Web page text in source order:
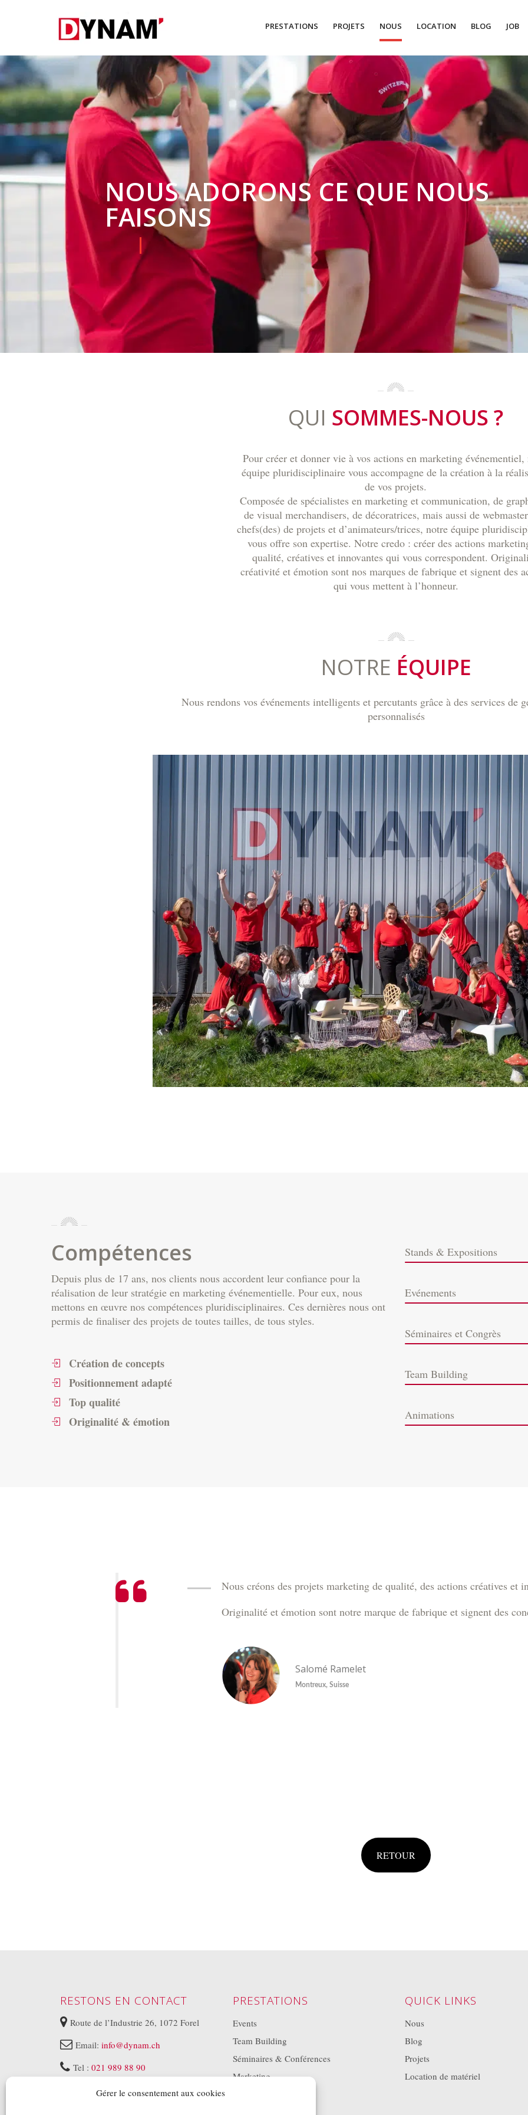
PRESTATIONS PROJETS NOUS LOCATION BLOG JOB
Gérer le consentement aux cookies
NOUS ADORONS CE QUE NOUS
FAISONS
QUI SOMMES-NOUS ?
Pour créer et donner vie à vos actions en marketing événementiel,
équipe pluridisciplinaire vous accompagne de la création à la
de vos projets.
Composée de spécialistes en marketing et communication, de
de visual merchandisers, de décoratrices, mais aussi de
chefs(des) de projets et d’animateurs/trices, notre équipe
vous offre son expertise. Notre credo : créer des actions
qualité, créatives et innovantes qui vous correspondent.
créativité et émotion sont nos marques de fabrique et signent des
qui vous mettent à l’honneur.
NOTRE ÉQUIPE
Nous rendons vos événements intelligents et percutants grâce à des services de
personnalisés
Compétences
Depuis plus de 17 ans, nos clients nous accordent leur confiance pour la
réalisation de leur stratégie en marketing événementielle. Pour eux, nous
mettons en œuvre nos compétences pluridisciplinaires. Ces dernières nous ont
permis de finaliser des projets de toutes tailles, de tous styles.
Création de concepts
Positionnement adapté
Top qualité
Originalité & émotion
Stands & Expositions
Evénements
Séminaires et Congrès
Team Building
Animations
Nous créons des projets marketing de qualité, des actions créatives et
Originalité et émotion sont notre marque de fabrique et signent des
Salomé Ramelet
Montreux, Suisse
RETOUR
RESTONS EN CONTACT
Route de l’Industrie 26, 1072 Forel
Email: info@dynam.ch
Tel : 021 989 88 90
Lundi au Vendredi 08:30 à 17:30
PRESTATIONS
Events
Team Building
Séminaires & Conférences
Marketing
QUICK LINKS
Nous
Blog
Projets
Location de matériel